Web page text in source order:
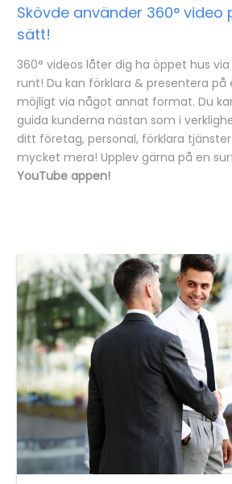
Skövde använder 360°
sätt!
360° videos låter dig ha öppet hus
runt! Du kan förklara & presentera
möjligt via något annat format. Du
guida kunderna nästan som i
ditt företag, personal, förklara
mycket mera! Upplev gärna på en
YouTube appen!